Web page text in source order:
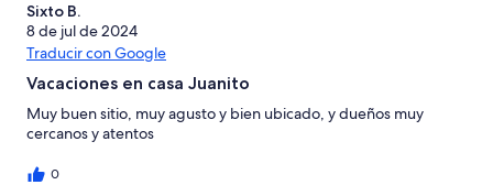
Sixto B.
8 de jul de 2024
Traducir con Google
Vacaciones en casa Juanito
Muy buen sitio, muy agusto y bien ubicado, y dueños muy
cercanos y atentos
0